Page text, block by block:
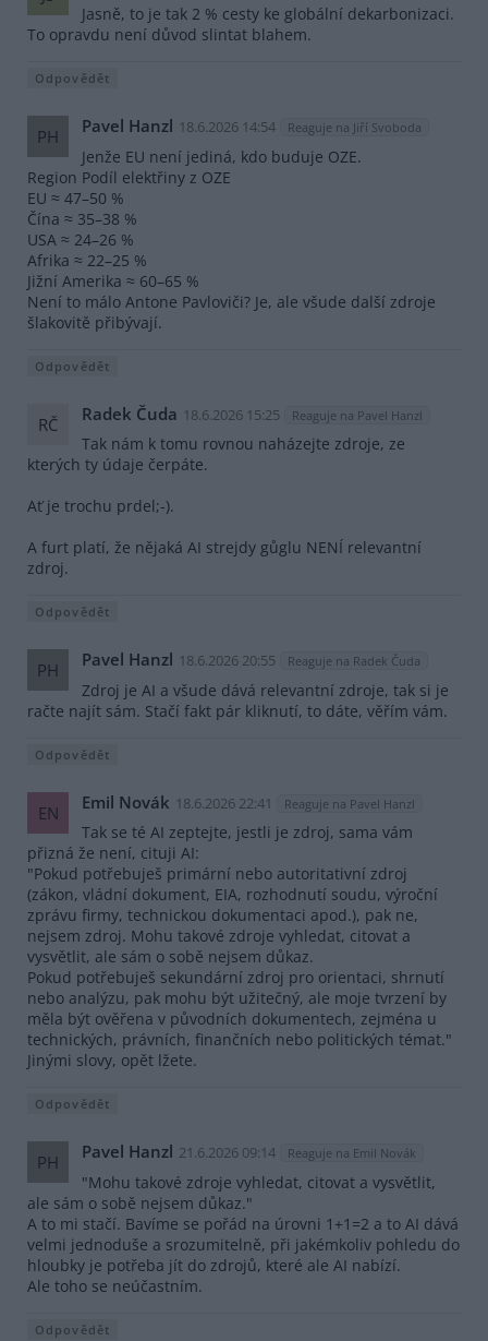
Jasně, to je tak 2 % cesty ke globální dekarbonizaci.
To opravdu není důvod slintat blahem.
Odpovědět
PH Pavel Hanzl 18.6.2026 14:54 Reaguje na Jiří Svoboda
Jenže EU není jediná, kdo buduje OZE.
Region Podíl elektřiny z OZE
EU ≈ 47–50 %
Čína ≈ 35–38 %
USA ≈ 24–26 %
Afrika ≈ 22–25 %
Jižní Amerika ≈ 60–65 %
Není to málo Antone Pavloviči? Je, ale všude další zdroje
šlakovitě přibývají.
Odpovědět
RČ Radek Čuda 18.6.2026 15:25 Reaguje na Pavel Hanzl
Tak nám k tomu rovnou naházejte zdroje, ze
kterých ty údaje čerpáte.
Ať je trochu prdel;-).
A furt platí, že nějaká AI strejdy gůglu NENÍ relevantní
zdroj.
Odpovědět
PH Pavel Hanzl 18.6.2026 20:55 Reaguje na Radek Čuda
Zdroj je AI a všude dává relevantní zdroje, tak si je
račte najít sám. Stačí fakt pár kliknutí, to dáte, věřím vám.
Odpovědět
EN Emil Novák 18.6.2026 22:41 Reaguje na Pavel Hanzl
Tak se té AI zeptejte, jestli je zdroj, sama vám
přizná že není, cituji AI:
"Pokud potřebuješ primární nebo autoritativní zdroj
(zákon, vládní dokument, EIA, rozhodnutí soudu, výroční
zprávu firmy, technickou dokumentaci apod.), pak ne,
nejsem zdroj. Mohu takové zdroje vyhledat, citovat a
vysvětlit, ale sám o sobě nejsem důkaz.
Pokud potřebuješ sekundární zdroj pro orientaci, shrnutí
nebo analýzu, pak mohu být užitečný, ale moje tvrzení by
měla být ověřena v původních dokumentech, zejména u
technických, právních, finančních nebo politických témat."
Jinými slovy, opět lžete.
Odpovědět
PH Pavel Hanzl 21.6.2026 09:14 Reaguje na Emil Novák
"Mohu takové zdroje vyhledat, citovat a vysvětlit,
ale sám o sobě nejsem důkaz."
A to mi stačí. Bavíme se pořád na úrovni 1+1=2 a to AI dává
velmi jednoduše a srozumitelně, při jakémkoliv pohledu do
hloubky je potřeba jít do zdrojů, které ale AI nabízí.
Ale toho se neúčastním.
Odpovědět